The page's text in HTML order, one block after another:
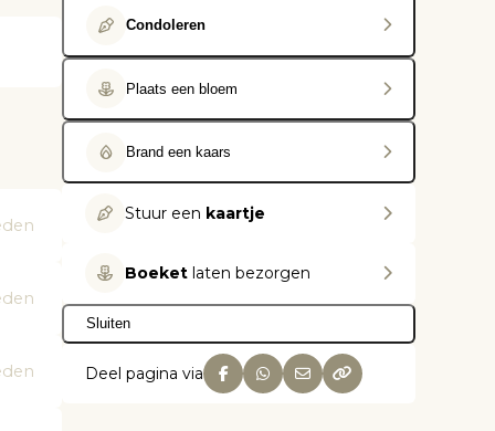
Condoleren
Plaats een bloem
Brand een kaars
Stuur een kaartje
Boeket laten bezorgen
Sluiten
Deel pagina via